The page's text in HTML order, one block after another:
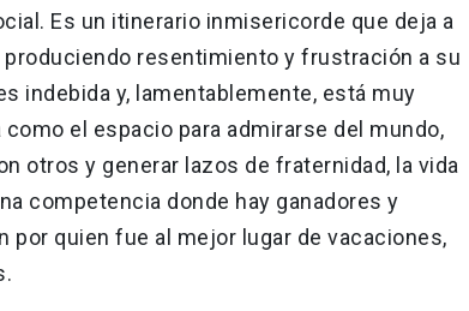
Es un itinerario inmisericorde que deja a
resentimiento y frustración a su
indebida y, lamentablemente, está muy
el espacio para admirarse del mundo,
otros y generar lazos de fraternidad, la vida
competencia donde hay ganadores y
quien fue al mejor lugar de vacaciones,